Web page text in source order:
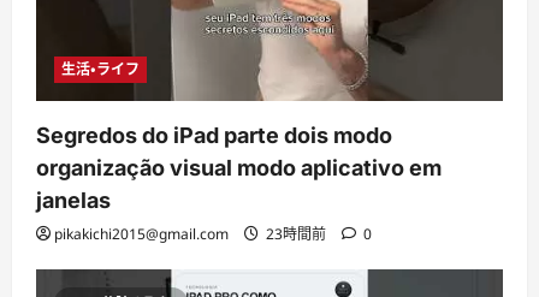
生活・ライフ
Segredos do iPad parte dois modo
organização visual modo aplicativo em
janelas
pikakichi2015@gmail.com 23時間前 0